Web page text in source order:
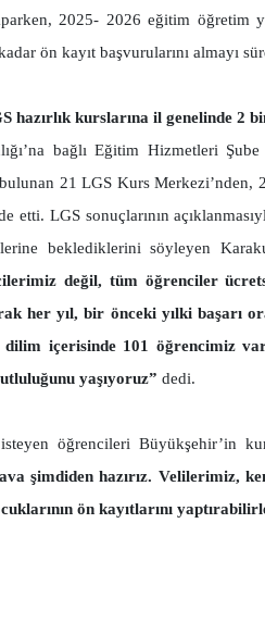
2025- 2026 eğitim öğretim
ön kayıt başvurularını almayı
hazırlık kurslarına il genelinde 2
bağlı Eğitim Hizmetleri
21 LGS Kurs Merkezi’nden,
etti. LGS sonuçlarının
beklediklerini söyleyen
değil, tüm öğrenciler
her yıl, bir önceki yılki başarı
içerisinde 101 öğrencimiz
yaşıyoruz” dedi.
öğrencileri Büyükşehir’in
şimdiden hazırız. Velilerimiz,
ön kayıtlarını